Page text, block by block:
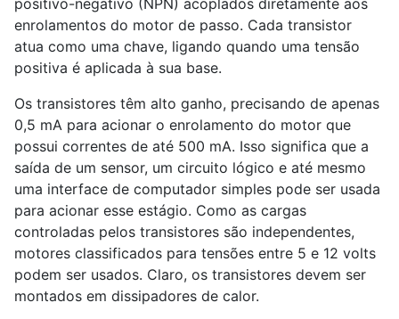
enrolamentos do motor de passo. Cada transistor
atua como uma chave, ligando quando uma tensão
positiva é aplicada à sua base.
Os transistores têm alto ganho, precisando de apenas
0,5 mA para acionar o enrolamento do motor que
possui correntes de até 500 mA. Isso significa que a
saída de um sensor, um circuito lógico e até mesmo
uma interface de computador simples pode ser usada
para acionar esse estágio. Como as cargas
controladas pelos transistores são independentes,
motores classificados para tensões entre 5 e 12 volts
podem ser usados. Claro, os transistores devem ser
montados em dissipadores de calor.